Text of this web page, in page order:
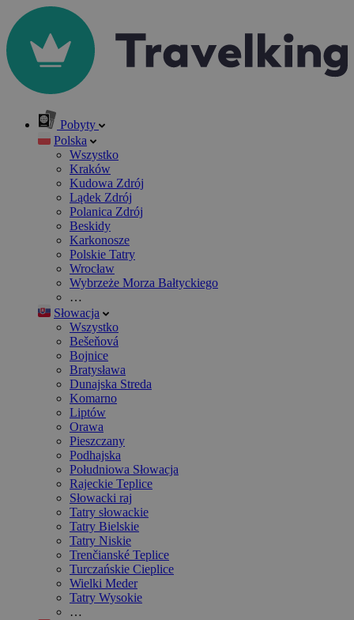
Pobyty
Polska
Wszystko
Kraków
Kudowa Zdrój
Lądek Zdrój
Polanica Zdrój
Beskidy
Karkonosze
Polskie Tatry
Wrocław
Wybrzeże Morza Bałtyckiego
…
Słowacja
Wszystko
Bešeňová
Bojnice
Bratysława
Dunajska Streda
Komarno
Liptów
Orawa
Pieszczany
Podhajska
Południowa Słowacja
Rajeckie Teplice
Słowacki raj
Tatry słowackie
Tatry Bielskie
Tatry Niskie
Trenčianské Teplice
Turczańskie Cieplice
Wielki Meder
Tatry Wysokie
…